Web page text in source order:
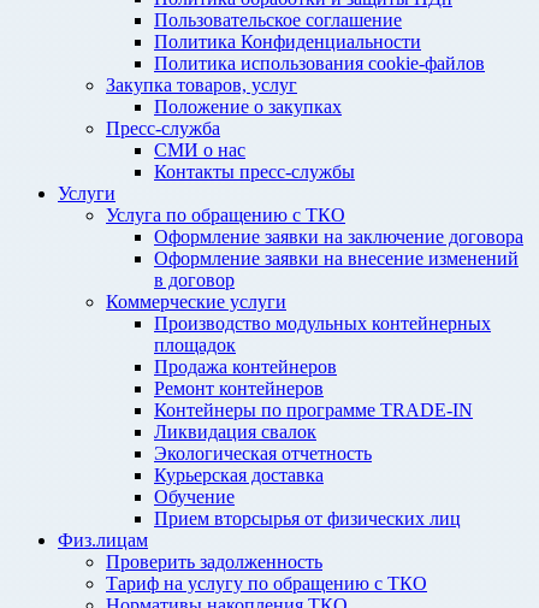
Пользовательское соглашение
Политика Конфиденциальности
Политика использования cookie-файлов
Закупка товаров, услуг
Положение о закупках
Пресс-служба
СМИ о нас
Контакты пресс-службы
Услуги
Услуга по обращению с ТКО
Оформление заявки на заключение договора
Оформление заявки на внесение изменений
в договор
Коммерческие услуги
Производство модульных контейнерных
площадок
Продажа контейнеров
Ремонт контейнеров
Контейнеры по программе TRADE-IN
Ликвидация свалок
Экологическая отчетность
Курьерская доставка
Обучение
Прием вторсырья от физических лиц
Физ.лицам
Проверить задолженность
Тариф на услугу по обращению с ТКО